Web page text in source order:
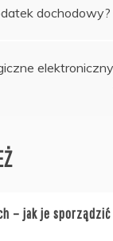
dochodowy?
– jak je